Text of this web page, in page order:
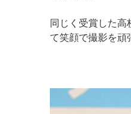
同じく受賞した高
て笑顔で撮影を頑